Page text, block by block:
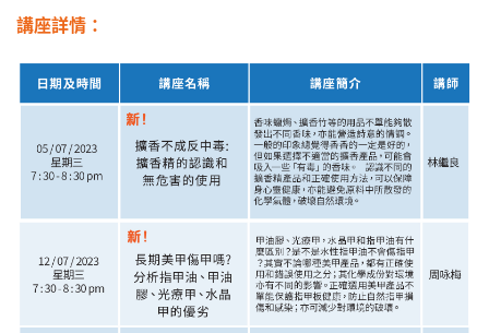
講座詳情：